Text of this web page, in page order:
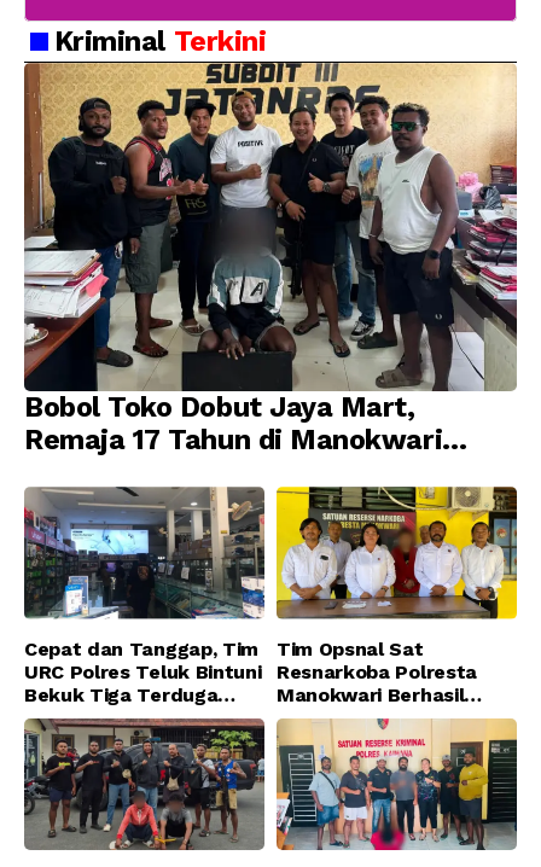
Kriminal Terkini
Bobol Toko Dobut Jaya Mart,
Remaja 17 Tahun di Manokwari
Jatanras Polda Papua Barat
Cepat dan Tanggap, Tim
URC Polres Teluk Bintuni
Bekuk Tiga Terduga
Pelaku Pencurian di SMA
Sanawesen
Tim Opsnal Sat
Resnarkoba Polresta
Manokwari Berhasil
Ungkap Kasus Tindak
Pidana Narkotika
Golongan I Jenis Shabu
di SP 4 Distrik Prafi kab.
Manokwari